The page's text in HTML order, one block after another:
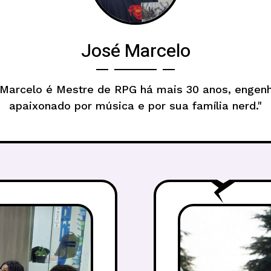
José Marcelo
é Mestre de RPG há mais 30 anos,
apaixonado por música e por sua família nerd."